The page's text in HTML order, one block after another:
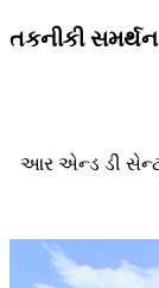
તકનીકી સમર્થન
આર એન્ડ ડી